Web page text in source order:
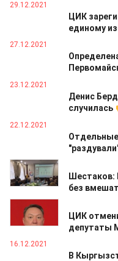
29.12.2021
ЦИК
единому
27.12.2021
23.12.2021
Денис
случилась
22.12.2021
20.12.2021
без
19.12.2021
ЦИК
депутаты
16.12.2021
В